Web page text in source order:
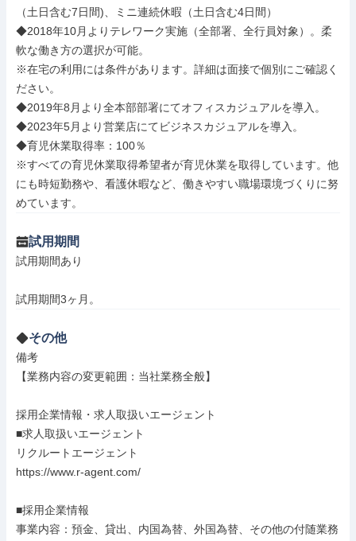
（土日含む7日間)、ミニ連続休暇（土日含む4日間）
◆2018年10月よりテレワーク実施（全部署、全行員対象）。柔
軟な働き方の選択が可能。
※在宅の利用には条件があります。詳細は面接で個別にご確認く
ださい。
◆2019年8月より全本部部署にてオフィスカジュアルを導入。
◆2023年5月より営業店にてビジネスカジュアルを導入。
◆育児休業取得率：100％
※すべての育児休業取得希望者が育児休業を取得しています。他
にも時短勤務や、看護休暇など、働きやすい職場環境づくりに努
めています。
試用期間
試用期間あり
試用期間3ヶ月。
その他
備考
【業務内容の変更範囲：当社業務全般】
採用企業情報・求人取扱いエージェント
■求人取扱いエージェント
リクルートエージェント
https://www.r-agent.com/
■採用企業情報
事業内容：預金、貸出、内国為替、外国為替、その他の付随業務